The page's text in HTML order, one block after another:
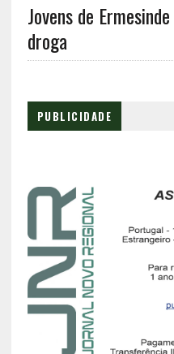
Jovens de
droga
PUBLICIDADE